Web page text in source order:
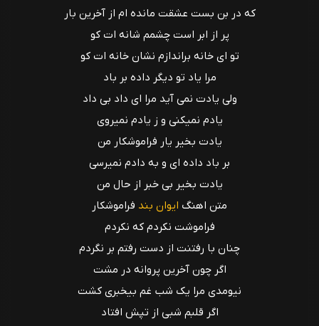
که در بن بست عشقت مانده ام از آخرین بار
پر از ابر است چشمم شانه ات کو
تو ای خانه براندازم نشان خانه ات کو
مرا یاد تو دیگر داده بر باد
ولی یادت نمی آید مرا ای داد بی داد
یادم نمیکنی و ز یادم نمیروی
یادت بخیر یار فراموشکار من
بر باد داده ای و به دادم نمیرسی
یادت بخیر بی خبر از حال من
متن اهنگ ایوان بند فراموشکار
فراموشت نکردم که نکردم
چنان با رفتنت از دست رفتم بر نگردم
اگر چون آخرین پروانه در مشت
نیومدی مرا یک شب غم بیخبری کشت
اگر قلبم شبی از تپش افتاد